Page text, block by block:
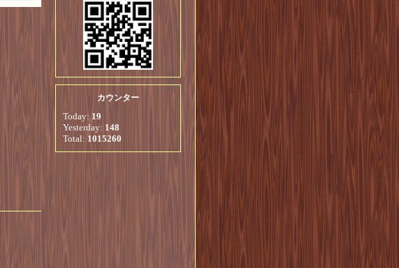
カウンター
Today:19
Yesterday: 148
Total: 1015260